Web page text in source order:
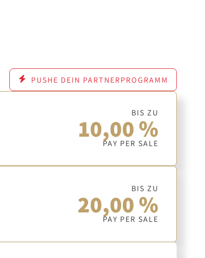
PUSHE DEIN PARTNERPROGRAMM
BIS ZU
10,00 %
PAY PER SALE
BIS ZU
20,00 %
PAY PER SALE